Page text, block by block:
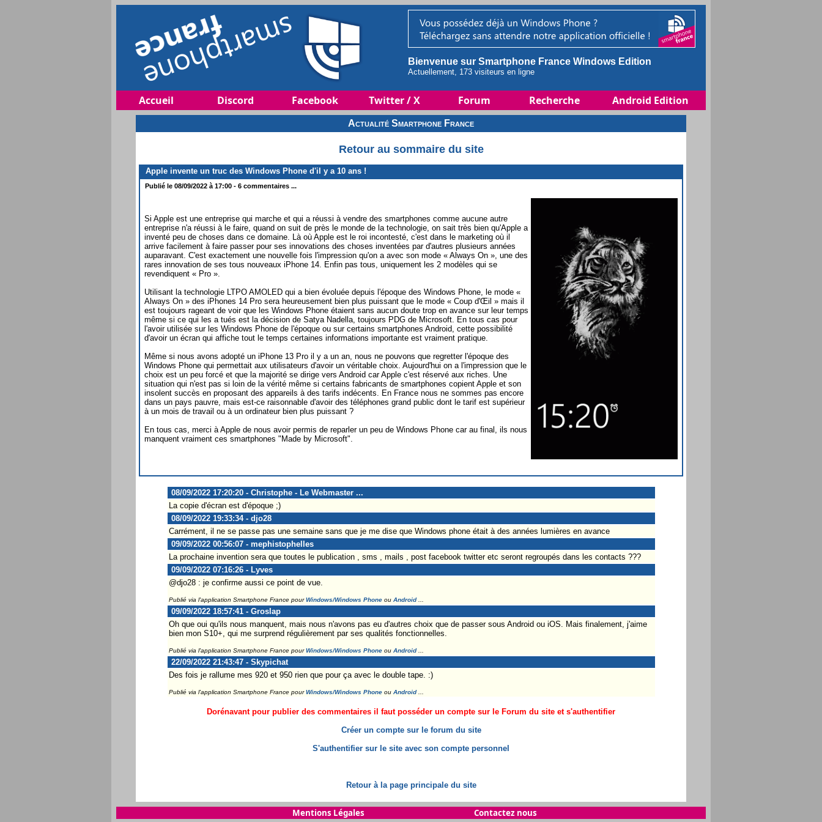
Bienvenue sur Smartphone France Windows Edition
Actuellement, 173 visiteurs en ligne
Accueil Discord Facebook Twitter / X Forum Recherche Android Edition
Actualité Smartphone France
Retour au sommaire du site
Apple invente un truc des Windows Phone d'il y a 10 ans !
Publié le 08/09/2022 à 17:00 - 6 commentaires ...
Si Apple est une entreprise qui marche et qui a réussi à vendre des smartphones comme aucune autre
entreprise n'a réussi à le faire, quand on suit de près le monde de la technologie, on sait très bien qu'Apple a
inventé peu de choses dans ce domaine. Là où Apple est le roi incontesté, c'est dans le marketing où il
arrive facilement à faire passer pour ses innovations des choses inventées par d'autres plusieurs années
auparavant. C'est exactement une nouvelle fois l'impression qu'on a avec son mode « Always On », une des
rares innovation de ses tous nouveaux iPhone 14. Enfin pas tous, uniquement les 2 modèles qui se
revendiquent « Pro ».
Utilisant la technologie LTPO AMOLED qui a bien évoluée depuis l'époque des Windows Phone, le mode «
Always On » des iPhones 14 Pro sera heureusement bien plus puissant que le mode « Coup d'Œil » mais il
est toujours rageant de voir que les Windows Phone étaient sans aucun doute trop en avance sur leur temps
même si ce qui les a tués est la décision de Satya Nadella, toujours PDG de Microsoft. En tous cas pour
l'avoir utilisée sur les Windows Phone de l'époque ou sur certains smartphones Android, cette possibilité
d'avoir un écran qui affiche tout le temps certaines informations importante est vraiment pratique.
Même si nous avons adopté un iPhone 13 Pro il y a un an, nous ne pouvons que regretter l'époque des
Windows Phone qui permettait aux utilisateurs d'avoir un véritable choix. Aujourd'hui on a l'impression que le
choix est un peu forcé et que la majorité se dirige vers Android car Apple c'est réservé aux riches. Une
situation qui n'est pas si loin de la vérité même si certains fabricants de smartphones copient Apple et son
insolent succès en proposant des appareils à des tarifs indécents. En France nous ne sommes pas encore
dans un pays pauvre, mais est-ce raisonnable d'avoir des téléphones grand public dont le tarif est supérieur
à un mois de travail ou à un ordinateur bien plus puissant ?
En tous cas, merci à Apple de nous avoir permis de reparler un peu de Windows Phone car au final, ils nous
manquent vraiment ces smartphones "Made by Microsoft".
08/09/2022 17:20:20 - Christophe - Le Webmaster ...
La copie d'écran est d'époque ;)
08/09/2022 19:33:34 - djo28
Carrément, il ne se passe pas une semaine sans que je me dise que Windows phone était à des années lumières en avance
09/09/2022 00:56:07 - mephistophelles
La prochaine invention sera que toutes le publication , sms , mails , post facebook twitter etc seront regroupés dans les contacts ???
09/09/2022 07:16:26 - Lyves
@djo28 : je confirme aussi ce point de vue.
Publié via l'application Smartphone France pourWindows/Windows Phoneou Android...
09/09/2022 18:57:41 - Groslap
Oh que oui qu'ils nous manquent, mais nous n'avons pas eu d'autres choix que de passer sous Android ou iOS. Mais finalement, j'aime
bien mon S10+, qui me surprend régulièrement par ses qualités fonctionnelles.
Publié via l'application Smartphone France pourWindows/Windows Phoneou Android...
22/09/2022 21:43:47 - Skypichat
Des fois je rallume mes 920 et 950 rien que pour ça avec le double tape. :)
Publié via l'application Smartphone France pourWindows/Windows Phoneou Android...
Dorénavant pour publier des commentaires il faut posséder un compte sur le Forum du site et s'authentifier
Créer un compte sur le forum du site
S'authentifier sur le site avec son compte personnel
Retour à la page principale du site
Mentions Légales Contactez nous